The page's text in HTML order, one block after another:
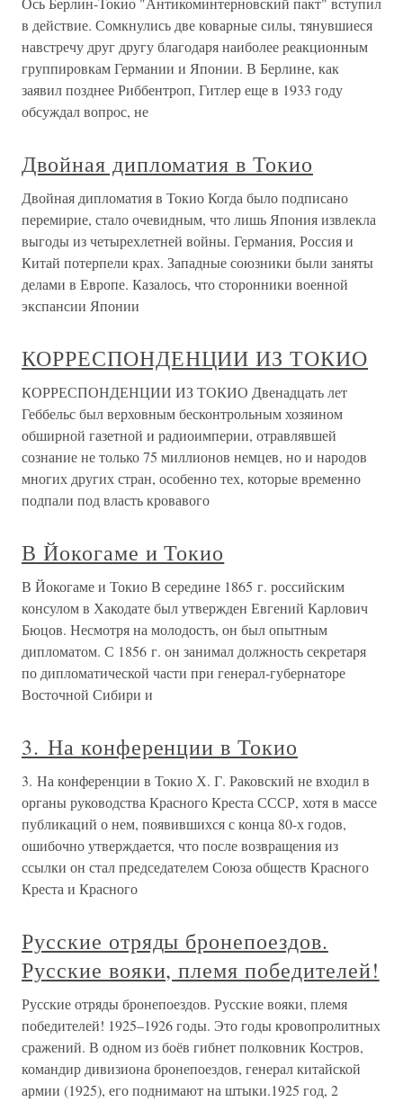
в действие. Сомкнулись две коварные силы, тянувшиеся
навстречу друг другу благодаря наиболее реакционным
группировкам Германии и Японии. В Берлине, как
заявил позднее Риббентроп, Гитлер еще в 1933 году
обсуждал вопрос, не
Двойная дипломатия в Токио
Двойная дипломатия в Токио Когда было подписано
перемирие, стало очевидным, что лишь Япония извлекла
выгоды из четырехлетней войны. Германия, Россия и
Китай потерпели крах. Западные союзники были заняты
делами в Европе. Казалось, что сторонники военной
экспансии Японии
КОРРЕСПОНДЕНЦИИ ИЗ ТОКИО
КОРРЕСПОНДЕНЦИИ ИЗ ТОКИО Двенадцать лет
Геббельс был верховным бесконтрольным хозяином
обширной газетной и радиоимперии, отравлявшей
сознание не только 75 миллионов немцев, но и народов
многих других стран, особенно тех, которые временно
подпали под власть кровавого
В Йокогаме и Токио
В Йокогаме и Токио В середине 1865 г. российским
консулом в Хакодате был утвержден Евгений Карлович
Бюцов. Несмотря на молодость, он был опытным
дипломатом. С 1856 г. он занимал должность секретаря
по дипломатической части при генерал-губернаторе
Восточной Сибири и
3. На конференции в Токио
3. На конференции в Токио Х. Г. Раковский не входил в
органы руководства Красного Креста СССР, хотя в массе
публикаций о нем, появившихся с конца 80-х годов,
ошибочно утверждается, что после возвращения из
ссылки он стал председателем Союза обществ Красного
Креста и Красного
Русские отряды бронепоездов.
Русские вояки, племя победителей!
Русские отряды бронепоездов. Русские вояки, племя
победителей! 1925–1926 годы. Это годы кровопролитных
сражений. В одном из боёв гибнет полковник Костров,
командир дивизиона бронепоездов, генерал китайской
армии (1925), его поднимают на штыки.1925 год, 2